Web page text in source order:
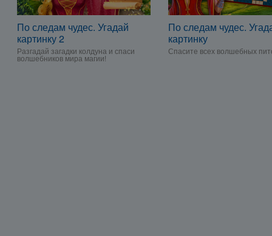
По следам чудес. Угадай
картинку 2
Разгадай загадки колдуна и спаси
волшебников мира магии!
По следам чудес.
картинку
Спасите всех волшебных